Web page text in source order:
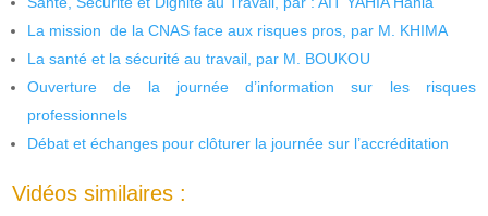
La mission de la CNAS face aux risques pros, par M. KHIMA
La santé et la sécurité au travail, par M. BOUKOU
Ouverture de la journée d’information sur les risques
professionnels
Débat et échanges pour clôturer la journée sur l’accréditation
Vidéos similaires :